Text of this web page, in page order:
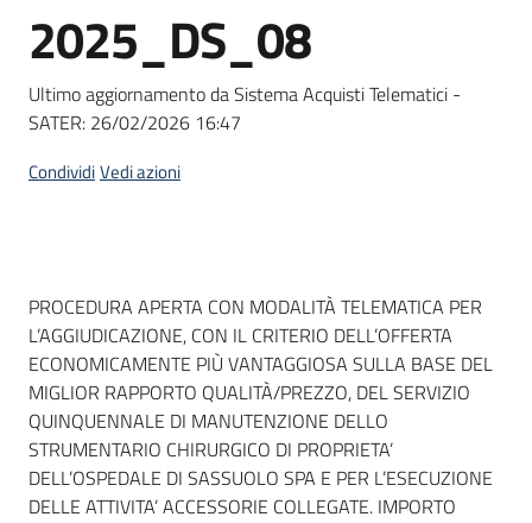
Bandi
strumenti
di
acquisto
Piattaforme
telematiche
Salta al contenuto
2025_DS_08
Ultimo aggiornamento da Sistema Acquisti Telematici -
SATER: 26/02/2026 16:47
CondividiVedi azioni
Dati del bando
PROCEDURA APERTA CON MODALITÀ TELEMATICA PER
L’AGGIUDICAZIONE, CON IL CRITERIO DELL’OFFERTA
ECONOMICAMENTE PIÙ VANTAGGIOSA SULLA BASE DEL
MIGLIOR RAPPORTO QUALITÀ/PREZZO, DEL SERVIZIO
QUINQUENNALE DI MANUTENZIONE DELLO
STRUMENTARIO CHIRURGICO DI PROPRIETA’
DELL’OSPEDALE DI SASSUOLO SPA E PER L’ESECUZIONE
DELLE ATTIVITA’ ACCESSORIE COLLEGATE. IMPORTO